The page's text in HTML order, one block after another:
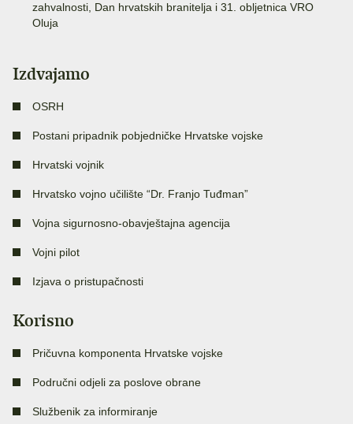
zahvalnosti, Dan hrvatskih branitelja i 31. obljetnica VRO
Oluja
Izdvajamo
OSRH
Postani pripadnik pobjedničke Hrvatske vojske
Hrvatski vojnik
Hrvatsko vojno učilište “Dr. Franjo Tuđman”
Vojna sigurnosno-obavještajna agencija
Vojni pilot
Izjava o pristupačnosti
Korisno
Pričuvna komponenta Hrvatske vojske
Područni odjeli za poslove obrane
Službenik za informiranje